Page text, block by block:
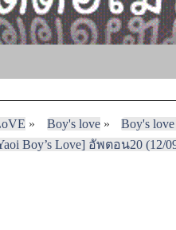
» Boy's love»
Boy's
Boy’s Love] อัพตอน20 (12/